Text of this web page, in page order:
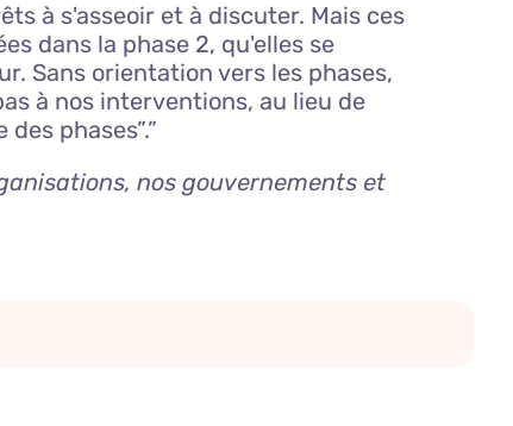
à s'asseoir et à discuter. Mais ces
dans la phase 2, qu'elles se
Sans orientation vers les phases,
à nos interventions, au lieu de
phases”.”
nos gouvernements et